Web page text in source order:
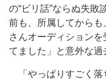
の“ビリ話”ならぬ失敗
前も、所属してからも
さんオーディション
てました」と意外な過
「やっぱりすごく落